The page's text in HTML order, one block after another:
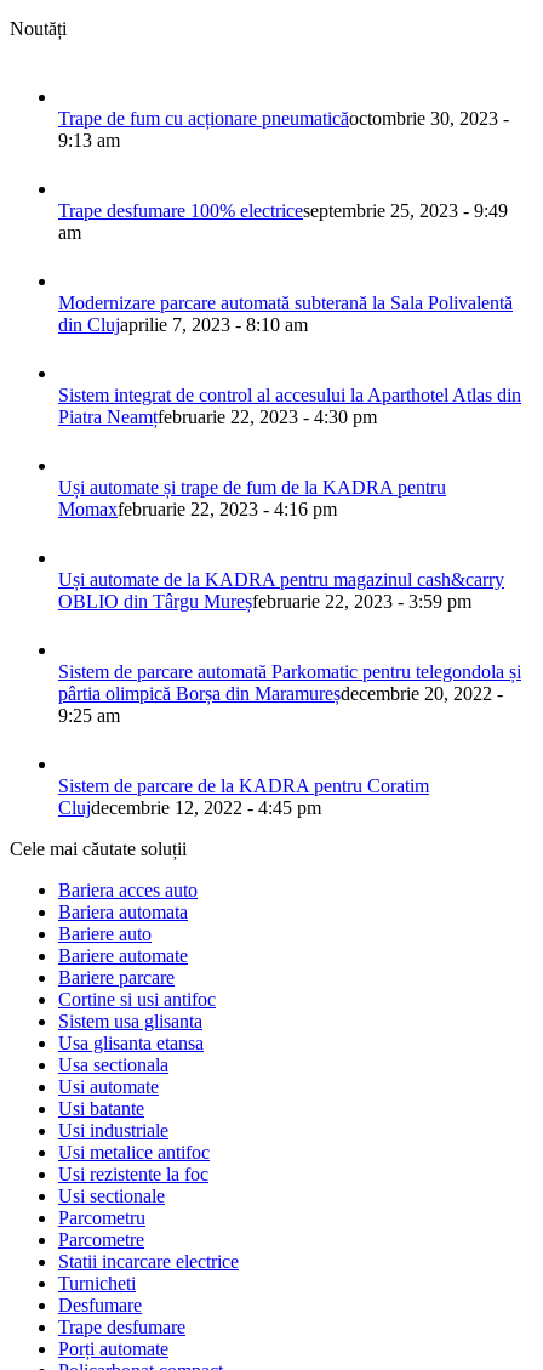
Noutăți
Trape de fum cu acționare pneumaticăoctombrie 30, 2023 -
9:13 am
Trape desfumare 100% electriceseptembrie 25, 2023 - 9:49
am
Modernizare parcare automată subterană la Sala Polivalentă
din Clujaprilie 7, 2023 - 8:10 am
Sistem integrat de control al accesului la Aparthotel Atlas din
Piatra Neamțfebruarie 22, 2023 - 4:30 pm
Uși automate și trape de fum de la KADRA pentru
Momaxfebruarie 22, 2023 - 4:16 pm
Uși automate de la KADRA pentru magazinul cash&carry
OBLIO din Târgu Mureșfebruarie 22, 2023 - 3:59 pm
Sistem de parcare automată Parkomatic pentru telegondola și
pârtia olimpică Borșa din Maramureșdecembrie 20, 2022 -
9:25 am
Sistem de parcare de la KADRA pentru Coratim
Clujdecembrie 12, 2022 - 4:45 pm
Cele mai căutate soluții
Bariera acces auto
Bariera automata
Bariere auto
Bariere automate
Bariere parcare
Cortine si usi antifoc
Sistem usa glisanta
Usa glisanta etansa
Usa sectionala
Usi automate
Usi batante
Usi industriale
Usi metalice antifoc
Usi rezistente la foc
Usi sectionale
Parcometru
Parcometre
Statii incarcare electrice
Turnicheti
Desfumare
Trape desfumare
Porți automate